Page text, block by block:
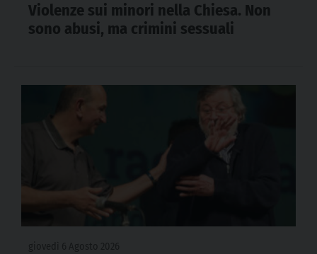
Violenze sui minori nella Chiesa. Non
sono abusi, ma crimini sessuali